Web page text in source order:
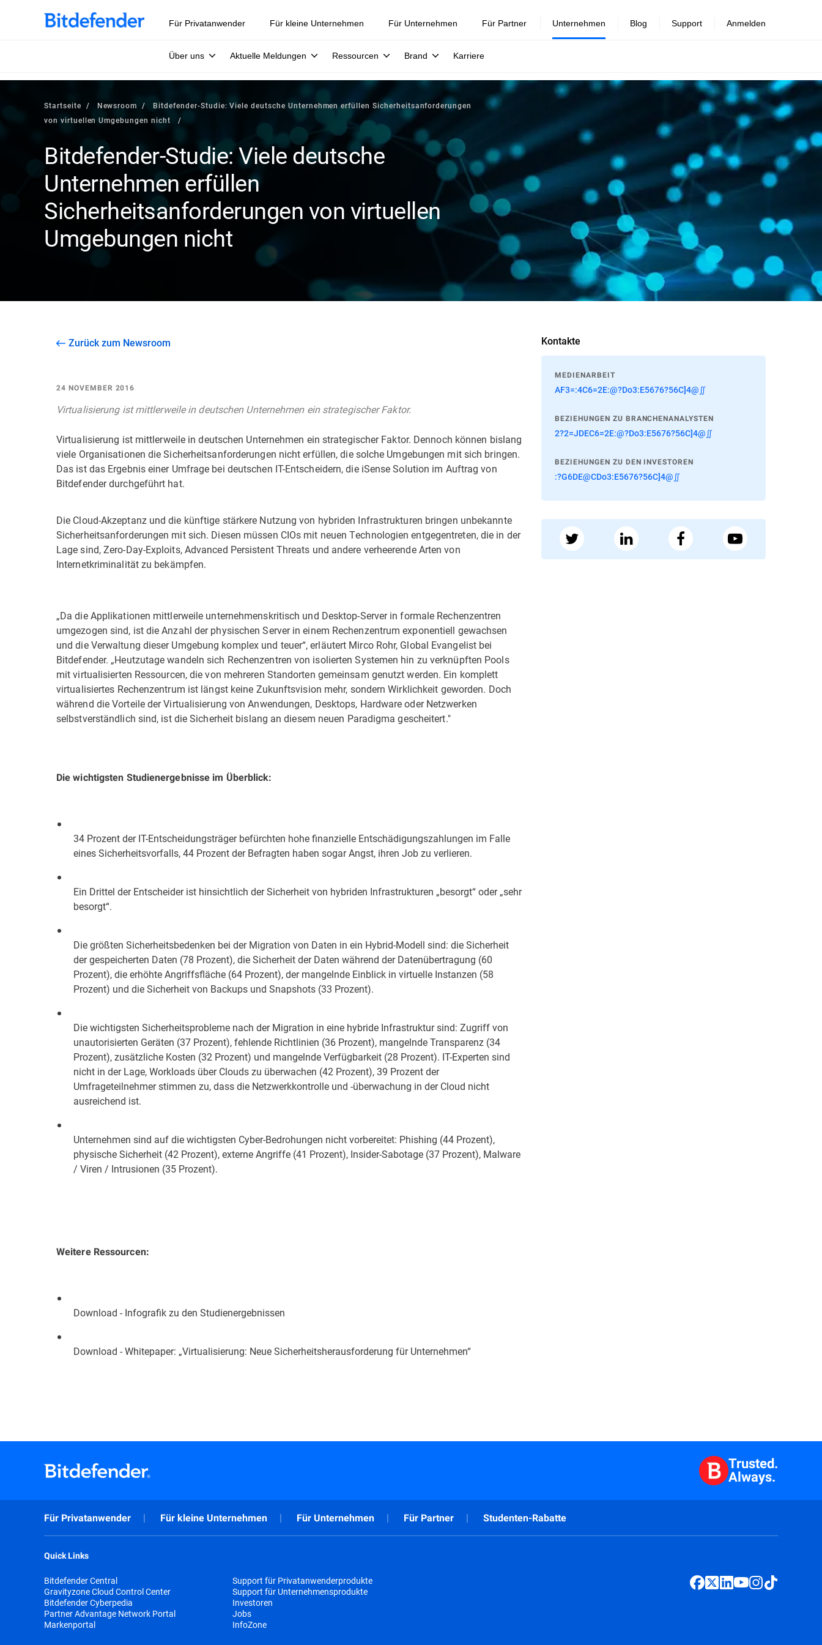
Für Privatanwender Für kleine Unternehmen Für Unternehmen Für Partner Unternehmen
Über uns Aktuelle Meldungen Ressourcen Brand Karriere
Blog Support Anmelden
Startseite Newsroom
Bitdefender-Studie: Viele deutsche Unternehmen erfüllen Sicherheitsanforderungen
von virtuellen Umgebungen nicht
Bitdefender-Studie: Viele deutsche
Unternehmen erfüllen
Sicherheitsanforderungen von virtuellen
Umgebungen nicht
Zurück zum Newsroom
24 NOVEMBER 2016
Virtualisierung ist mittlerweile in deutschen Unternehmen ein strategischer Faktor.
Virtualisierung ist mittlerweile in deutschen Unternehmen ein strategischer Faktor. Dennoch können bislang
viele Organisationen die Sicherheitsanforderungen nicht erfüllen, die solche Umgebungen mit sich bringen.
Das ist das Ergebnis einer Umfrage bei deutschen IT-Entscheidern, die iSense Solution im Auftrag von
Bitdefender durchgeführt hat.
Die Cloud-Akzeptanz und die künftige stärkere Nutzung von hybriden Infrastrukturen bringen unbekannte
Sicherheitsanforderungen mit sich. Diesen müssen CIOs mit neuen Technologien entgegentreten, die in der
Lage sind, Zero-Day-Exploits, Advanced Persistent Threats und andere verheerende Arten von
Internetkriminalität zu bekämpfen.
„Da die Applikationen mittlerweile unternehmenskritisch und Desktop-Server in formale Rechenzentren
umgezogen sind, ist die Anzahl der physischen Server in einem Rechenzentrum exponentiell gewachsen
und die Verwaltung dieser Umgebung komplex und teuer“, erläutert Mirco Rohr, Global Evangelist bei
Bitdefender. „Heutzutage wandeln sich Rechenzentren von isolierten Systemen hin zu verknüpften Pools
mit virtualisierten Ressourcen, die von mehreren Standorten gemeinsam genutzt werden. Ein komplett
virtualisiertes Rechenzentrum ist längst keine Zukunftsvision mehr, sondern Wirklichkeit geworden. Doch
während die Vorteile der Virtualisierung von Anwendungen, Desktops, Hardware oder Netzwerken
selbstverständlich sind, ist die Sicherheit bislang an diesem neuen Paradigma gescheitert."
Die wichtigsten Studienergebnisse im Überblick:
34 Prozent der IT-Entscheidungsträger befürchten hohe finanzielle Entschädigungszahlungen im Falle
eines Sicherheitsvorfalls, 44 Prozent der Befragten haben sogar Angst, ihren Job zu verlieren.
Ein Drittel der Entscheider ist hinsichtlich der Sicherheit von hybriden Infrastrukturen „besorgt“ oder „sehr
besorgt“.
Die größten Sicherheitsbedenken bei der Migration von Daten in ein Hybrid-Modell sind: die Sicherheit
der gespeicherten Daten (78 Prozent), die Sicherheit der Daten während der Datenübertragung (60
Prozent), die erhöhte Angriffsfläche (64 Prozent), der mangelnde Einblick in virtuelle Instanzen (58
Prozent) und die Sicherheit von Backups und Snapshots (33 Prozent).
Die wichtigsten Sicherheitsprobleme nach der Migration in eine hybride Infrastruktur sind: Zugriff von
unautorisierten Geräten (37 Prozent), fehlende Richtlinien (36 Prozent), mangelnde Transparenz (34
Prozent), zusätzliche Kosten (32 Prozent) und mangelnde Verfügbarkeit (28 Prozent). IT-Experten sind
nicht in der Lage, Workloads über Clouds zu überwachen (42 Prozent), 39 Prozent der
Umfrageteilnehmer stimmen zu, dass die Netzwerkkontrolle und -überwachung in der Cloud nicht
ausreichend ist.
Unternehmen sind auf die wichtigsten Cyber-Bedrohungen nicht vorbereitet: Phishing (44 Prozent),
physische Sicherheit (42 Prozent), externe Angriffe (41 Prozent), Insider-Sabotage (37 Prozent), Malware
/ Viren / Intrusionen (35 Prozent).
Weitere Ressourcen:
Download - Infografik zu den Studienergebnissen
Download - Whitepaper: „Virtualisierung: Neue Sicherheitsherausforderung für Unternehmen“
Kontakte
MEDIENARBEIT
AF3=:4C6=2E:@?Do3:E5676?56C]4@∬
BEZIEHUNGEN ZU BRANCHENANALYSTEN
2?2=JDEC6=2E:@?Do3:E5676?56C]4@∬
BEZIEHUNGEN ZU DEN INVESTOREN
:?G6DE@CDo3:E5676?56C]4@∬
Trusted.
Always.
Für Privatanwender Für kleine Unternehmen Für Unternehmen Für Partner Studenten-Rabatte
Quick Links
Bitdefender Central
Gravityzone Cloud Control Center
Bitdefender Cyberpedia
Partner Advantage Network Portal
Markenportal
Support für Privatanwenderprodukte
Support für Unternehmensprodukte
Investoren
Jobs
InfoZone